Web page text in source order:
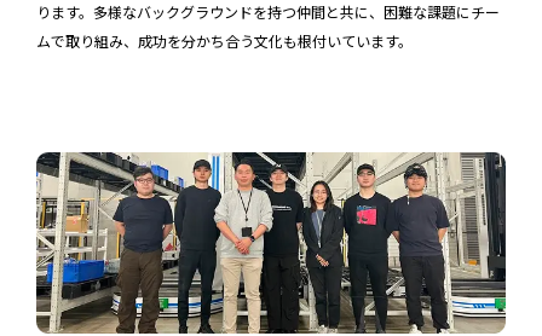
ります。多様なバックグラウンドを持つ仲間と共に、困難な課題にチー
ムで取り組み、成功を分かち合う文化も根付いています。